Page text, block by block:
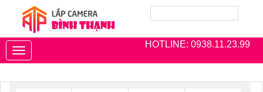
HOTLINE: 0938.11.23.99
Toggle
navigation